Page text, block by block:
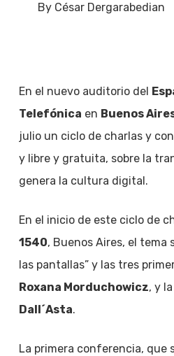
By César Dergarabedian
En el nuevo auditorio del
Telefónica en Buenos
julio un ciclo de charlas y
y libre y gratuita, sobre la
genera la cultura digital.
En el inicio de este ciclo de
1540, Buenos Aires, el tema
las pantallas” y las tres
Roxana Morduchowicz, y
Dall´Asta.
La primera conferencia, que